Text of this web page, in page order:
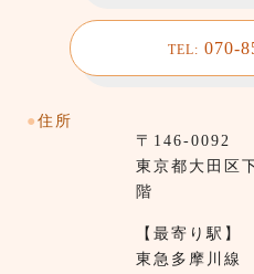
TEL: 070-
● 住所
〒146-0092
東京都⼤田区
階
【最寄り駅】
東急多摩川線